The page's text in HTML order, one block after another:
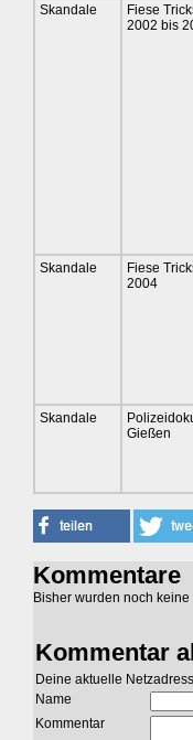
Skandale
Fiese
2002 bis
Skandale
Fiese
2004
Skandale
Gießen
Kommentare
Bisher wurden noch
Kommentar
Deine aktuelle
Name
Kommentar